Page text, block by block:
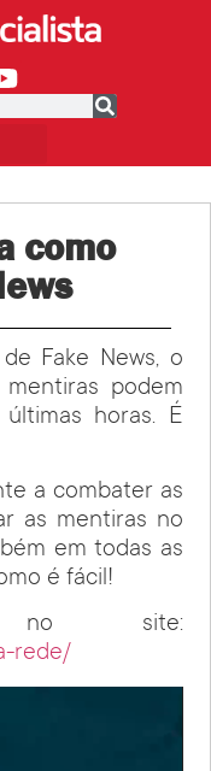
como
Fake News, o
podem
horas. É
a combater as
as mentiras no
em todas as
é fácil!
no site:
rede/